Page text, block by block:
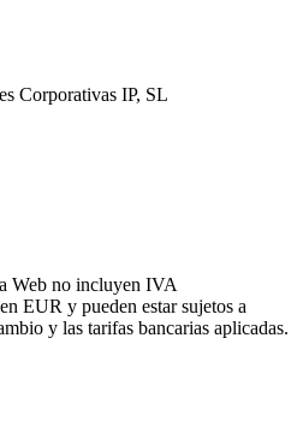
Corporativas IP, SL
Web no incluyen IVA
EUR y pueden estar sujetos a
y las tarifas bancarias aplicadas.